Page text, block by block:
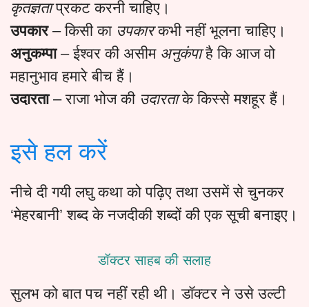
कृतज्ञताप्रकट करनी चाहिए।
उपकार – किसी का उपकारकभी नहीं भूलना चाहिए।
अनुकम्पा – ईश्वर की असीम अनुकंपाहै कि आज वो
महानुभाव हमारे बीच हैं।
उदारता – राजा भोज की उदारताके किस्से मशहूर हैं।
इसे हल करें
नीचे दी गयी लघु कथा को पढ़िए तथा उसमें से चुनकर
‘मेहरबानी’ शब्द के नजदीकी शब्दों की एक सूची बनाइए।
डॉक्टर साहब की सलाह
सुलभ को बात पच नहीं रही थी। डॉक्टर ने उसे उल्टी